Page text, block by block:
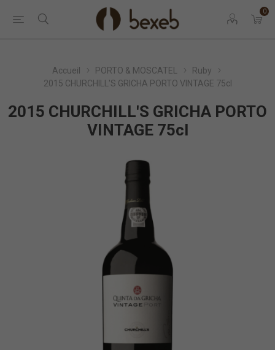
0
Accueil PORTO & MOSCATEL
Ruby
2015 CHURCHILL'S GRICHA PORTO VINTAGE 75cl
2015 CHURCHILL'S GRICHA PORTO
VINTAGE 75cl